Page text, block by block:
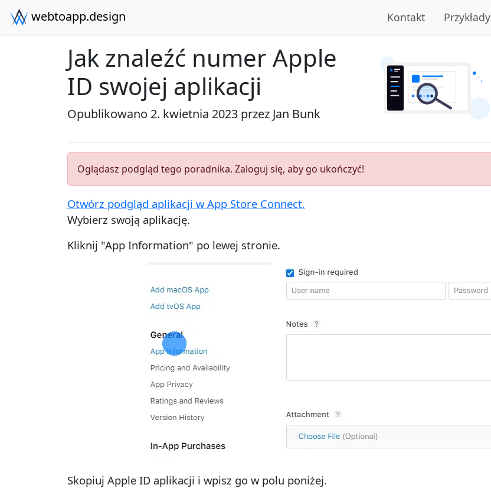
webtoapp.design Kontakt Przykłady
Jak znaleźć numer Apple
ID swojej aplikacji
Opublikowano 2. kwietnia 2023 przez Jan Bunk
Oglądasz podgląd tego poradnika. Zaloguj się, aby go ukończyć!
Otwórz podgląd aplikacji w App Store Connect.
Wybierz swoją aplikację.
Kliknij "App Information" po lewej stronie.
Skopiuj Apple ID aplikacji i wpisz go w polu poniżej.